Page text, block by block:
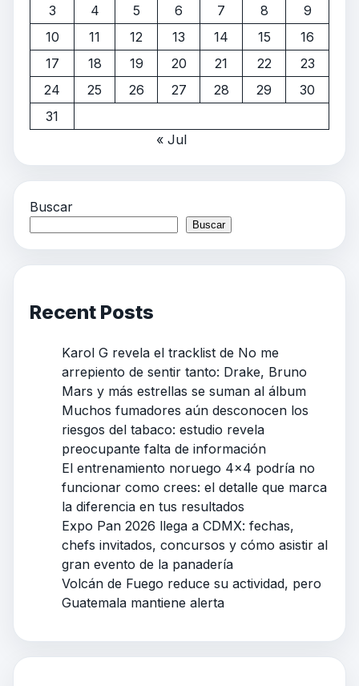
3
4 5 6 7 8
9
10
11 12 13 14 15
16
17
18 19 20 21 22
23
24
25 26 27 28 29
30
31
« Jul
Buscar
Buscar
Recent Posts
Karol G revela el tracklist de No me
arrepiento de sentir tanto: Drake, Bruno
Mars y más estrellas se suman al álbum
Muchos fumadores aún desconocen los
riesgos del tabaco: estudio revela
preocupante falta de información
El entrenamiento noruego 4×4 podría no
funcionar como crees: el detalle que marca
la diferencia en tus resultados
Expo Pan 2026 llega a CDMX: fechas,
chefs invitados, concursos y cómo asistir al
gran evento de la panadería
Volcán de Fuego reduce su actividad, pero
Guatemala mantiene alerta